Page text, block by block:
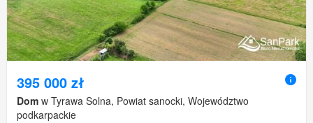
395 000 zł
Dom w Tyrawa Solna, Powiat sanocki, Województwo
podkarpackie